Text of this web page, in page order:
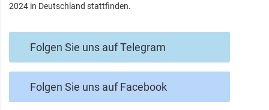
2024 in Deutschland stattfinden.
Folgen Sie uns auf Telegram
Folgen Sie uns auf Facebook